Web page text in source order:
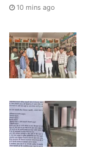
10 mins ago